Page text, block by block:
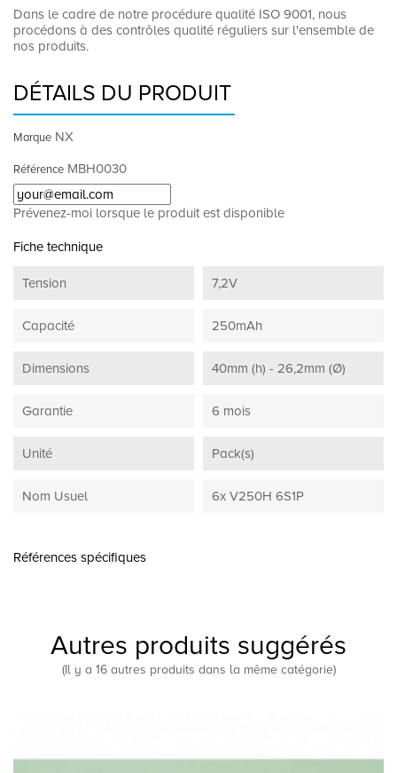
Dans le cadre de notre procédure qualité ISO 9001, nous
procédons à des contrôles qualité réguliers sur l'ensemble de
nos produits.
DÉTAILS DU PRODUIT
Marque NX
Référence MBH0030
Prévenez-moi lorsque le produit est disponible
Fiche technique
Tension 7,2V
Capacité 250mAh
Dimensions 40mm (h) - 26,2mm (Ø)
Garantie 6 mois
Unité Pack(s)
Nom Usuel 6x V250H 6S1P
Références spécifiques
Autres produits suggérés
(Il y a 16 autres produits dans la même catégorie)